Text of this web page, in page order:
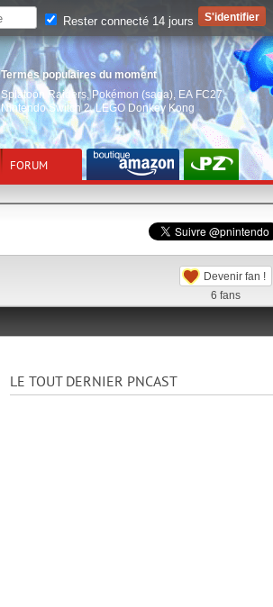
Termes populaires du moment
Splatoon Raiders, Pokémon (saga) EA FC27,
Nintendo Switch 2,LEGO Donkey Kong
FORUM
Devenir fan !
6 fans
LE TOUT DERNIER PNCAST
Rester connecté 14 jours